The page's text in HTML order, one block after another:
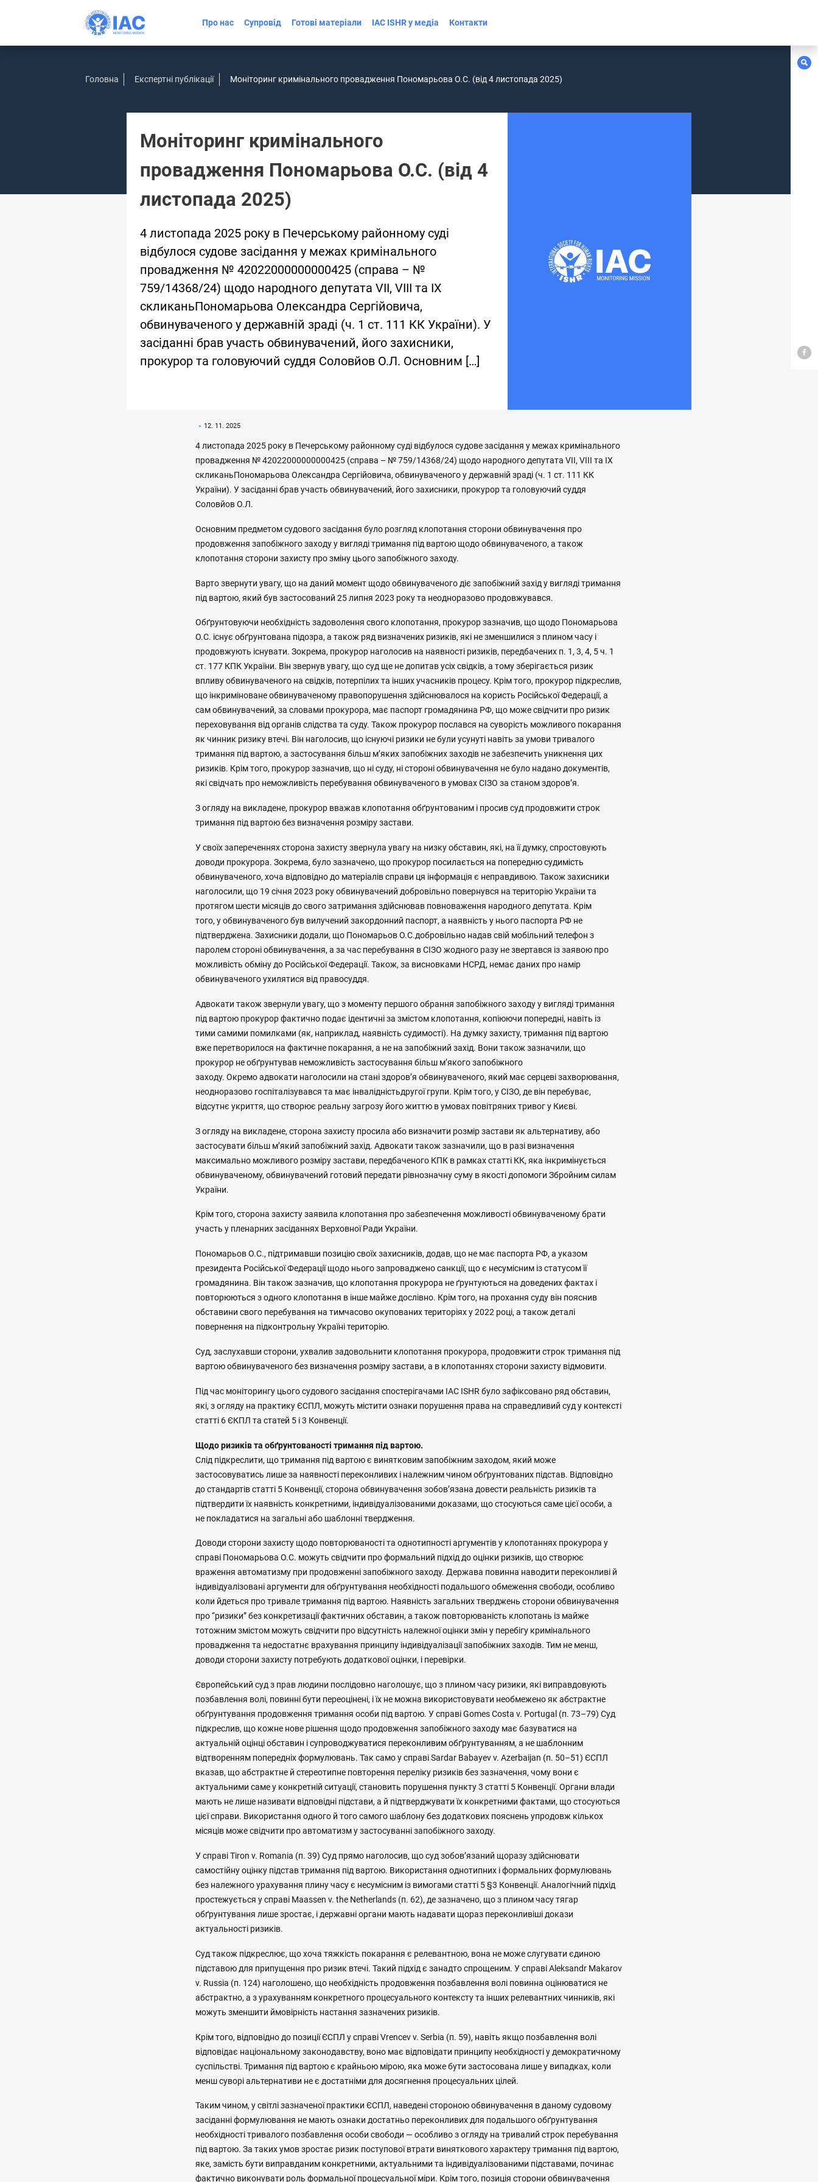
Про нас Супровід Готові матеріали IAC ISHR у медіа Контакти
Головна Експертні публікації Моніторинг кримінального провадження Пономарьова О.С. (від 4 листопада 2025)
Моніторинг кримінального
провадження Пономарьова О.С. (від 4
листопада 2025)
4 листопада 2025 року в Печерському районному суді
відбулося судове засідання у межах кримінального
провадження № 42022000000000425 (справа – №
759/14368/24) щодо народного депутата VII, VIII та IX
скликаньПономарьова Олександра Сергійовича,
обвинуваченого у державній зраді (ч. 1 ст. 111 КК України). У
засіданні брав участь обвинувачений, його захисники,
прокурор та головуючий суддя Соловйов О.Л. Основним […]
12. 11. 2025
4 листопада 2025 року в Печерському районному суді відбулося судове засідання у межах кримінального
провадження № 42022000000000425 (справа – № 759/14368/24) щодо народного депутата VII, VIII та IX
скликаньПономарьова Олександра Сергійовича, обвинуваченого у державній зраді (ч. 1 ст. 111 КК
України). У засіданні брав участь обвинувачений, його захисники, прокурор та головуючий суддя
Соловйов О.Л.
Основним предметом судового засідання було розгляд клопотання сторони обвинувачення про
продовження запобіжного заходу у вигляді тримання під вартою щодо обвинуваченого, а також
клопотання сторони захисту про зміну цього запобіжного заходу.
Варто звернути увагу, що на даний момент щодо обвинуваченого діє запобіжний захід у вигляді тримання
під вартою, який був застосований 25 липня 2023 року та неодноразово продовжувався.
Обґрунтовуючи необхідність задоволення свого клопотання, прокурор зазначив, що щодо Пономарьова
О.С. існує обґрунтована підозра, а також ряд визначених ризиків, які не зменшилися з плином часу і
продовжують існувати. Зокрема, прокурор наголосив на наявності ризиків, передбачених п. 1, 3, 4, 5 ч. 1
ст. 177 КПК України. Він звернув увагу, що суд ще не допитав усіх свідків, а тому зберігається ризик
впливу обвинуваченого на свідків, потерпілих та інших учасників процесу. Крім того, прокурор підкреслив,
що інкриміноване обвинуваченому правопорушення здійснювалося на користь Російської Федерації, а
сам обвинувачений, за словами прокурора, має паспорт громадянина РФ, що може свідчити про ризик
переховування від органів слідства та суду. Також прокурор послався на суворість можливого покарання
як чинник ризику втечі. Він наголосив, що існуючі ризики не були усунуті навіть за умови тривалого
тримання під вартою, а застосування більш м’яких запобіжних заходів не забезпечить уникнення цих
ризиків. Крім того, прокурор зазначив, що ні суду, ні стороні обвинувачення не було надано документів,
які свідчать про неможливість перебування обвинуваченого в умовах СІЗО за станом здоров’я.
З огляду на викладене, прокурор вважав клопотання обґрунтованим і просив суд продовжити строк
тримання під вартою без визначення розміру застави.
У своїх запереченнях сторона захисту звернула увагу на низку обставин, які, на її думку, спростовують
доводи прокурора. Зокрема, було зазначено, що прокурор посилається на попередню судимість
обвинуваченого, хоча відповідно до матеріалів справи ця інформація є неправдивою. Також захисники
наголосили, що 19 січня 2023 року обвинувачений добровільно повернувся на територію України та
протягом шести місяців до свого затримання здійснював повноваження народного депутата. Крім
того, у обвинуваченого був вилучений закордонний паспорт, а наявність у нього паспорта РФ не
підтверджена. Захисники додали, що Пономарьов О.С.добровільно надав свій мобільний телефон з
паролем стороні обвинувачення, а за час перебування в СІЗО жодного разу не звертався із заявою про
можливість обміну до Російської Федерації. Також, за висновками НСРД, немає даних про намір
обвинуваченого ухилятися від правосуддя.
Адвокати також звернули увагу, що з моменту першого обрання запобіжного заходу у вигляді тримання
під вартою прокурор фактично подає ідентичні за змістом клопотання, копіюючи попередні, навіть із
тими самими помилками (як, наприклад, наявність судимості). На думку захисту, тримання під вартою
вже перетворилося на фактичне покарання, а не на запобіжний захід. Вони також зазначили, що
прокурор не обґрунтував неможливість застосування більш м’якого запобіжного
заходу. Окремо адвокати наголосили на стані здоров’я обвинуваченого, який має серцеві захворювання,
неодноразово госпіталізувався та має інвалідністьдругої групи. Крім того, у СІЗО, де він перебуває,
відсутнє укриття, що створює реальну загрозу його життю в умовах повітряних тривог у Києві.
З огляду на викладене, сторона захисту просила або визначити розмір застави як альтернативу, або
застосувати більш м’який запобіжний захід. Адвокати також зазначили, що в разі визначення
максимально можливого розміру застави, передбаченого КПК в рамках статті КК, яка інкримінується
обвинуваченому, обвинувачений готовий передати рівнозначну суму в якості допомоги Збройним силам
України.
Крім того, сторона захисту заявила клопотання про забезпечення можливості обвинуваченому брати
участь у пленарних засіданнях Верховної Ради України.
Пономарьов О.С., підтримавши позицію своїх захисників, додав, що не має паспорта РФ, а указом
президента Російської Федерації щодо нього запроваджено санкції, що є несумісним із статусом її
громадянина. Він також зазначив, що клопотання прокурора не ґрунтуються на доведених фактах і
повторюються з одного клопотання в інше майже дослівно. Крім того, на прохання суду він пояснив
обставини свого перебування на тимчасово окупованих територіях у 2022 році, а також деталі
повернення на підконтрольну Україні територію.
Суд, заслухавши сторони, ухвалив задовольнити клопотання прокурора, продовжити строк тримання під
вартою обвинуваченого без визначення розміру застави, а в клопотаннях сторони захисту відмовити.
Під час моніторингу цього судового засідання спостерігачами IAC ISHR було зафіксовано ряд обставин,
які, з огляду на практику ЄСПЛ, можуть містити ознаки порушення права на справедливий суд у контексті
статті 6 ЄКПЛ та статей 5 і 3 Конвенції.
Щодо ризиків та обґрунтованості тримання під вартою.
Слід підкреслити, що тримання під вартою є винятковим запобіжним заходом, який може
застосовуватись лише за наявності переконливих і належним чином обґрунтованих підстав. Відповідно
до стандартів статті 5 Конвенції, сторона обвинувачення зобов’язана довести реальність ризиків та
підтвердити їх наявність конкретними, індивідуалізованими доказами, що стосуються саме цієї особи, а
не покладатися на загальні або шаблонні твердження.
Доводи сторони захисту щодо повторюваності та однотипності аргументів у клопотаннях прокурора у
справі Пономарьова О.С. можуть свідчити про формальний підхід до оцінки ризиків, що створює
враження автоматизму при продовженні запобіжного заходу. Держава повинна наводити переконливі й
індивідуалізовані аргументи для обґрунтування необхідності подальшого обмеження свободи, особливо
коли йдеться про тривале тримання під вартою. Наявність загальних тверджень сторони обвинувачення
про “ризики” без конкретизації фактичних обставин, а також повторюваність клопотань із майже
тотожним змістом можуть свідчити про відсутність належної оцінки змін у перебігу кримінального
провадження та недостатнє врахування принципу індивідуалізації запобіжних заходів. Тим не менш,
доводи сторони захисту потребують додаткової оцінки, і перевірки.
Європейський суд з прав людини послідовно наголошує, що з плином часу ризики, які виправдовують
позбавлення волі, повинні бути переоцінені, і їх не можна використовувати необмежено як абстрактне
обґрунтування продовження тримання особи під вартою. У справі Gomes Costa v. Portugal (п. 73–79) Суд
підкреслив, що кожне нове рішення щодо продовження запобіжного заходу має базуватися на
актуальній оцінці обставин і супроводжуватися переконливим обґрунтуванням, а не шаблонним
відтворенням попередніх формулювань. Так само у справі Sardar Babayev v. Azerbaijan (п. 50–51) ЄСПЛ
вказав, що абстрактне й стереотипне повторення переліку ризиків без зазначення, чому вони є
актуальними саме у конкретній ситуації, становить порушення пункту 3 статті 5 Конвенції. Органи влади
мають не лише називати відповідні підстави, а й підтверджувати їх конкретними фактами, що стосуються
цієї справи. Використання одного й того самого шаблону без додаткових пояснень упродовж кількох
місяців може свідчити про автоматизм у застосуванні запобіжного заходу.
У справі Tiron v. Romania (п. 39) Суд прямо наголосив, що суд зобов’язаний щоразу здійснювати
самостійну оцінку підстав тримання під вартою. Використання однотипних і формальних формулювань
без належного урахування плину часу є несумісним із вимогами статті 5 §3 Конвенції. Аналогічний підхід
простежується у справі Maassen v. the Netherlands (п. 62), де зазначено, що з плином часу тягар
обґрунтування лише зростає, і державні органи мають надавати щораз переконливіші докази
актуальності ризиків.
Суд також підкреслює, що хоча тяжкість покарання є релевантною, вона не може слугувати єдиною
підставою для припущення про ризик втечі. Такий підхід є занадто спрощеним. У справі Aleksandr Makarov
v. Russia (п. 124) наголошено, що необхідність продовження позбавлення волі повинна оцінюватися не
абстрактно, а з урахуванням конкретного процесуального контексту та інших релевантних чинників, які
можуть зменшити ймовірність настання зазначених ризиків.
Крім того, відповідно до позиції ЄСПЛ у справі Vrencev v. Serbia (п. 59), навіть якщо позбавлення волі
відповідає національному законодавству, воно має відповідати принципу необхідності у демократичному
суспільстві. Тримання під вартою є крайньою мірою, яка може бути застосована лише у випадках, коли
менш суворі альтернативи не є достатніми для досягнення процесуальних цілей.
Таким чином, у світлі зазначеної практики ЄСПЛ, наведені стороною обвинувачення в даному судовому
засіданні формулювання не мають ознаки достатньо переконливих для подальшого обґрунтування
необхідності тривалого позбавлення особи свободи — особливо з огляду на тривалий строк перебування
під вартою. За таких умов зростає ризик поступової втрати виняткового характеру тримання під вартою,
яке, замість бути виправданим конкретними, актуальними та індивідуалізованими підставами, починає
фактично виконувати роль формальної процесуальної міри. Крім того, позиція сторони обвинувачення